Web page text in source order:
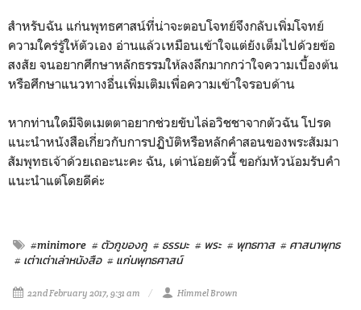
สำหรับฉัน แก่นพุทธศาสน์ที่น่าจะตอบโจทย์จึงกลับเพิ่มโจทย์
ความใคร่รู้ให้ตัวเอง อ่านแล้วเหมือนเข้าใจแต่ยังเต็มไปด้วยข้อ
สงสัย จนอยากศึกษาหลักธรรมให้ลงลึกมากกว่าใจความเบื้องต้น
หรือศึกษาแนวทางอื่นเพิ่มเติมเพื่อความเข้าใจรอบด้าน
หากท่านใดมีจิตเมตตาอยากช่วยขับไล่อวิชชาจากตัวฉัน โปรด
แนะนำหนังสือเกี่ยวกับการปฏิบัติหรือหลักคำสอนของพระสัมมา
สัมพุทธเจ้าด้วยเถอะนะคะ ฉัน, เต่าน้อยตัวนี้ ขอก้มหัวน้อมรับคำ
แนะนำแต่โดยดีค่ะ
#minimore # ตัวกูของกู # ธรรมะ # พระ # พุทธทาส # ศาสนาพุทธ
# เต่าเต่าเล่าหนังสือ # แก่นพุทธศาสน์
22nd February 2017, 9:31 am Himmel Brown